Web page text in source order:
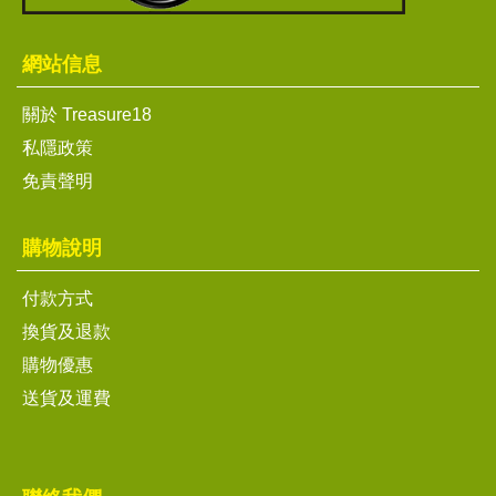
網站信息
關於 Treasure18
私隱政策
免責聲明
購物說明
付款方式
換貨及退款
購物優惠
送貨及運費